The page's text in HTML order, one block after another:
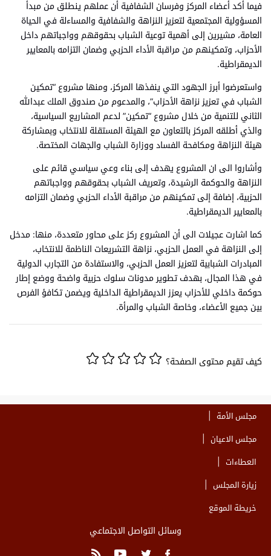
فيما أكد أعضاء المركز وفرسان الشفافية أن عملهم ينطلق من مبدأ
المسؤولية المجتمعية لتعزيز النزاهة والشفافية والمساءلة في الحياة
العامة، مشيرين إلى أهمية توعية الشباب بحقوقهم وواجباتهم داخل
الأحزاب، وتمكينهم من مراقبة الأداء الحزبي وضمان التزامه بالمعايير
الديمقراطية.
واستعرضوا أبرز الجهود التي ينفذها المركز، ومنها مشروع “تمكين
الشباب في تعزيز نزاهة الأحزاب”، والمدعوم من صندوق الملك عبدالله
الثاني للتنمية من خلال مشروع “تمكين” لدعم المشاريع السياسية،
والذي أطلقه المركز بالتعاون مع الهيئة المستقلة للانتخاب وبمشاركة
هيئة النزاهة ومكافحة الفساد ووزارة الشباب والجهات المختصة.
وأشاروا الى ان المشروع يهدف إلى بناء وعي سياسي قائم على
النزاهة والحوكمة الرشيدة، وتعريف الشباب بحقوقهم وواجباتهم
الحزبية، إضافة إلى تمكينهم من مراقبة الأداء الحزبي وضمان التزامه
بالمعايير الديمقراطية.
كما اشارت عجيلات الى أن المشروع ركز على محاور متعددة، منها: مدخل
إلى النزاهة في العمل الحزبي، نزاهة التشريعات الناظمة للانتخاب،
المبادرات الشبابية لتعزيز العمل الحزبي، والاستفادة من التجارب الدولية
في هذا المجال، بهدف تطوير مدونات سلوك حزبية واضحة ووضع إطار
حوكمة داخلي للأحزاب يعزز الديمقراطية الداخلية ويضمن تكافؤ الفرص
بين جميع الأعضاء، وخاصة الشباب والمرأة.
كيف تقيم محتوى الصفحة؟
مجلس الأمة
مجلس الاعيان
العطاءات
زيارة المجلس
خريطة الموقع
وسائل التواصل الاجتماعي